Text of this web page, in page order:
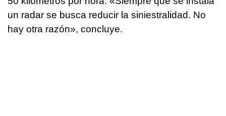
un radar se busca reducir la siniestralidad. No
hay otra razón», concluye.